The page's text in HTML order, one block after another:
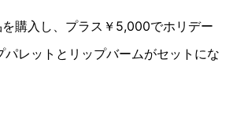
購入し、プラス￥5,000でホリデー
パレットとリップバームがセットにな